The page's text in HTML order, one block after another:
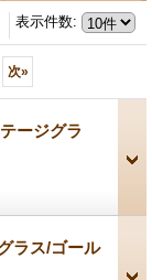
表示件数:
次»
ージグラ
ラス/ゴール